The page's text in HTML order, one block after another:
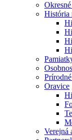
História
Oravice
Verejná